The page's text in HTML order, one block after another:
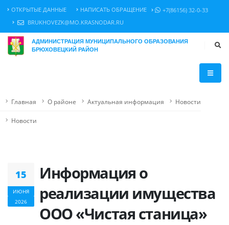
ОТКРЫТЫЕ ДАННЫЕ НАПИСАТЬ ОБРАЩЕНИЕ
+7(86156) 32-0-33
BRUKHOVEZK@MO.KRASNODAR.RU
АДМИНИСТРАЦИЯ МУНИЦИПАЛЬНОГО ОБРАЗОВАНИЯ
БРЮХОВЕЦКИЙ РАЙОН
Главная О районе Актуальная информация Новости
Новости
15
ИЮНЯ
2026
Информация о
реализации имущества
ООО «Чистая станица»